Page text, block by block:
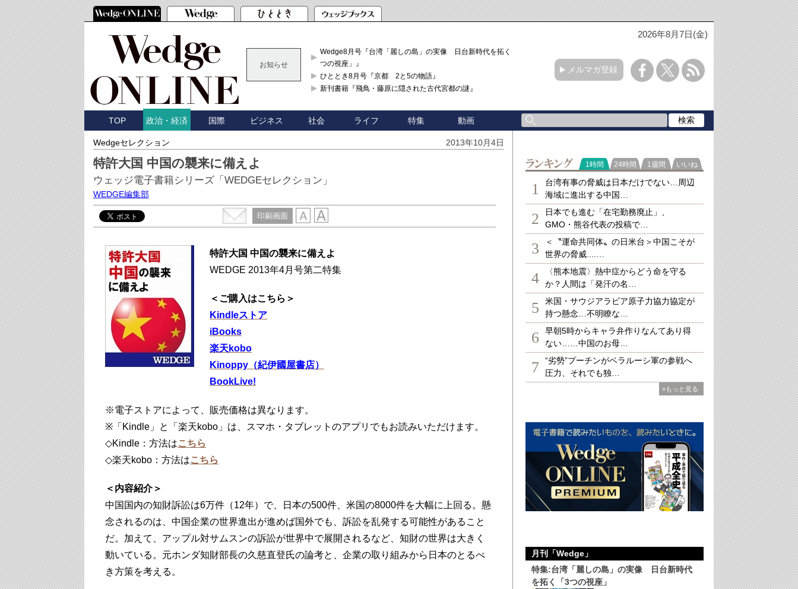
2026年8月7日(金)
お知らせ
Wedge8月号『台湾「麗しの島」の実像 日台新時代を拓く「3
つの視座」』
ひととき8月号『京都 2と5の物語』
新刊書籍『飛鳥・藤原に隠された古代宮都の謎』
メルマガ登録
TOP 政治・経済 国際 ビジネス 社会 ライフ 特集 動画
Wedgeセレクション 2013年10月4日
特許大国 中国の襲来に備えよ
ウェッジ電子書籍シリーズ「WEDGEセレクション」
WEDGE編集部
印刷画面
特許大国 中国の襲来に備えよ
WEDGE 2013年4月号第二特集
＜ご購入はこちら＞
Kindleストア
iBooks
楽天kobo
Kinoppy（紀伊國屋書店）
BookLive!
※電子ストアによって、販売価格は異なります。
※「Kindle」と「楽天kobo」は、スマホ・タブレットのアプリでもお読みいただけます。
◇Kindle：方法はこちら
◇楽天kobo：方法はこちら
＜内容紹介＞
中国国内の知財訴訟は6万件（12年）で、日本の500件、米国の8000件を大幅に上回る。懸
念されるのは、中国企業の世界進出が進めば国外でも、訴訟を乱発する可能性があること
だ。加えて、アップル対サムスンの訴訟が世界中で展開されるなど、知財の世界は大きく
動いている。元ホンダ知財部長の久慈直登氏の論考と、企業の取り組みから日本のとるべ
き方策を考える。
ランキング
1時間 24時間 1週間 いいね
1
台湾有事の脅威は日本だけでない…周辺
海域に進出する中国…
2
日本でも進む「在宅勤務廃止」、
GMO・熊谷代表の投稿で…
3
＜〝運命共同体〟の日米台＞中国こそが
世界の脅威....…
4
〈熊本地震〉熱中症からどう命を守る
か？人間は「発汗の名…
5
米国・サウジアラビア原子力協力協定が
持つ懸念…不明瞭な…
6
早朝5時からキャラ弁作りなんてあり得
ない……中国のお母…
7
“劣勢”プーチンがベラルーシ軍の参戦へ
圧力、それでも独…
»もっと見る
月刊「Wedge」
特集:台湾「麗しの島」の実像 日台新時代
を拓く「3つの視座」